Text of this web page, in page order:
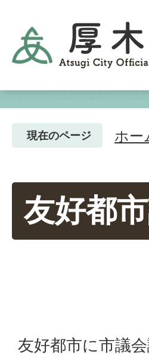
現在のページ ホー
友好都
友好都市に市議